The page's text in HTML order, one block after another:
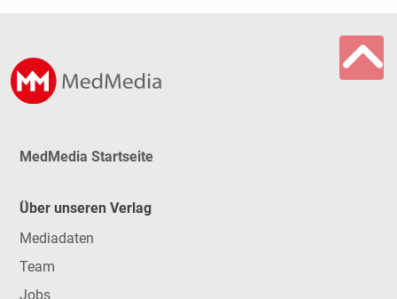
MedMedia Startseite
Über unseren Verlag
Mediadaten
Team
Jobs